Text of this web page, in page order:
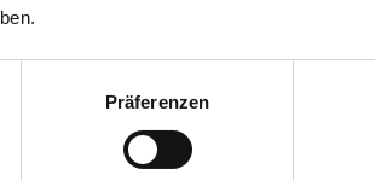
Präferenzen
Gehirn sehen "will"
Betroffene völlig unbekannt: